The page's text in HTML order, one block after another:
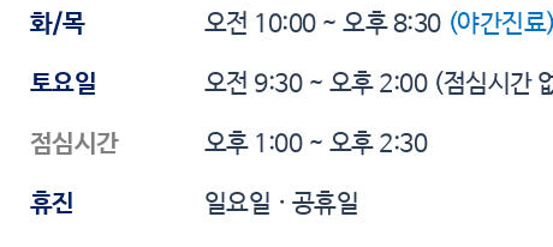
화/목 오전 10:00 ~ 오후 8:30 (야간진료)
토요일 오전 9:30 ~ 오후 2:00 (점심시간
점심시간 오후 1:00 ~ 오후 2:30
휴진 일요일 · 공휴일